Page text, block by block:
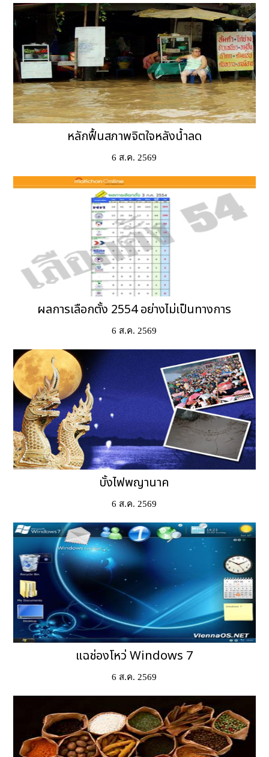
หลักฟื้นสภาพจิตใจหลังน้ำลด
6 ส.ค. 2569
ผลการเลือกตั้ง 2554 อย่างไม่เป็นทางการ
6 ส.ค. 2569
บั้งไฟพญานาค
6 ส.ค. 2569
แฉช่องโหว่ Windows 7
6 ส.ค. 2569